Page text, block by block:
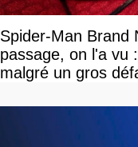
Spider-Man Brand
passage, on l'a vu
malgré un gros